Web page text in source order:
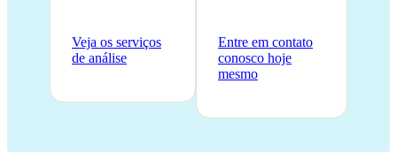
Veja os serviços
de análise
Entre em contato
conosco hoje
mesmo